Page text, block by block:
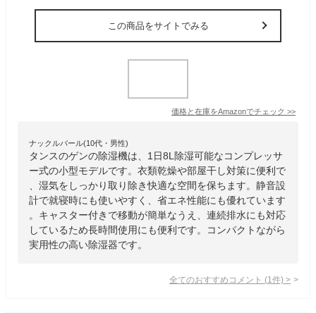
この商品をサイトでみる
価格と在庫をAmazonでチェック >>
ナックルバール(10代・男性)
タンスのゲンの除湿機は、1日8L除湿可能なコンプレッサ
ー式の小型モデルです。衣類乾燥や部屋干し対策に便利で
、湿気をしっかり取り除き快適な空間を保ちます。静音設
計で就寝時にも使いやすく、省エネ性能にも優れています
。キャスター付きで移動が簡単なうえ、連続排水にも対応
しているため長時間使用にも便利です。コンパクトながら
実用性の高い除湿器です。
全てのおすすめコメント (1 件) >